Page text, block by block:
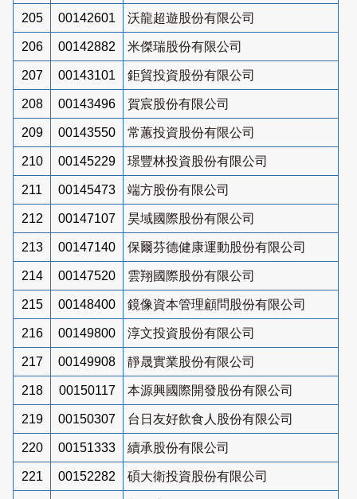
205 00142601 沃龍超遊股份有限公司
206 00142882 米傑瑞股份有限公司
207 00143101 鉅貿投資股份有限公司
208 00143496 賀宸股份有限公司
209 00143550 常蕙投資股份有限公司
210 00145229 璟豐林投資股份有限公司
211 00145473 端方股份有限公司
212 00147107 昊域國際股份有限公司
213 00147140 保爾芬德健康運動股份有限公司
214 00147520 雲翔國際股份有限公司
215 00148400 鏡像資本管理顧問股份有限公司
216 00149800 淳文投資股份有限公司
217 00149908 靜晟實業股份有限公司
218 00150117 本源興國際開發股份有限公司
219 00150307 台日友好飲食人股份有限公司
220 00151333 續承股份有限公司
221 00152282 碩大衛投資股份有限公司